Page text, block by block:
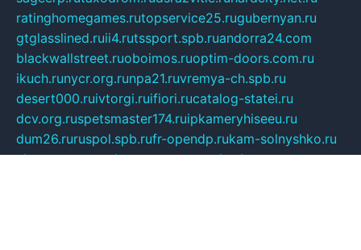
ratinghomegames.rutopservice25.rugubernyan.ru
gtglasslined.ruii4.rutssport.spb.ruandorra24.com
blackwallstreet.ruoboimos.ruoptim-doors.com.ru
ikuch.runycr.org.runpa21.ruvremya-ch.spb.ru
desert000.ruivtorgi.ruifiori.rucatalog-statei.ru
dcv.org.ruspetsmaster174.ruipkameryhiseeu.ru
dum26.ruruspol.spb.rufr-opendp.rukam-solnyshko.ru
cheyenne-arapaho.rusevzapmetal.spb.ru